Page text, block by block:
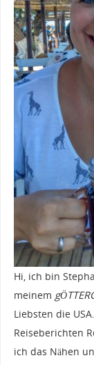
Hi, ich bin
meinem
Liebsten die
Reiseberichten
ich das Nähen